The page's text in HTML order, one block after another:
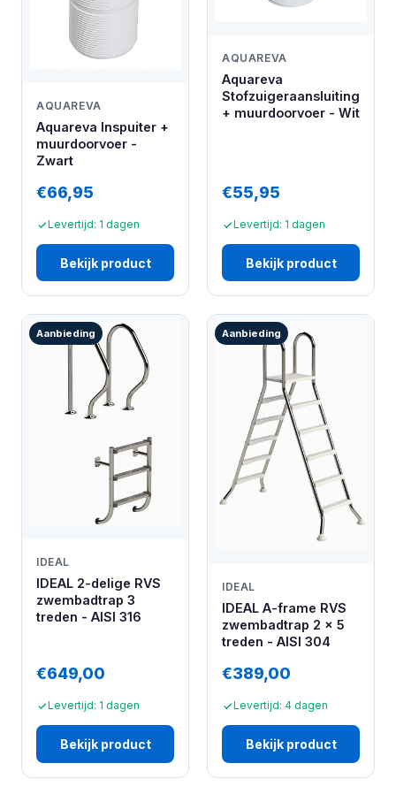
AQUAREVA
Aquareva Inspuiter +
muurdoorvoer -
Zwart
€66,95
Levertijd: 1 dagen
Bekijk product
AQUAREVA
Aquareva
Stofzuigeraansluiting
+ muurdoorvoer - Wit
€55,95
Levertijd: 1 dagen
Bekijk product
Aanbieding
IDEAL
IDEAL 2-delige RVS
zwembadtrap 3
treden - AISI 316
€649,00
Levertijd: 1 dagen
Bekijk product
Aanbieding
IDEAL
IDEAL A-frame RVS
zwembadtrap 2 x 5
treden - AISI 304
€389,00
Levertijd: 4 dagen
Bekijk product